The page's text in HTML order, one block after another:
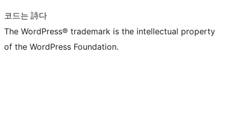
코드는 詩다
The WordPress® trademark is the intellectual property
of the WordPress Foundation.